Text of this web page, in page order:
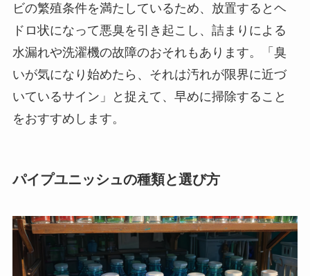
ビの繁殖条件を満たしているため、放置するとヘ
ドロ状になって悪臭を引き起こし、詰まりによる
水漏れや洗濯機の故障のおそれもあります。「臭
いが気になり始めたら、それは汚れが限界に近づ
いているサイン」と捉えて、早めに掃除すること
をおすすめします。
パイプユニッシュの種類と選び方